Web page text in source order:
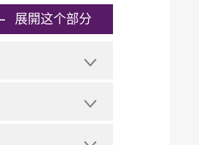
展開这个部分